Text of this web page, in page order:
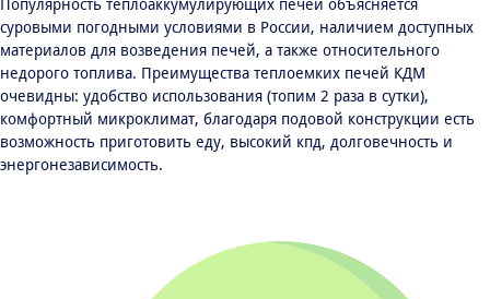
Популярность теплоаккумулирующих печей объясняется
суровыми погодными условиями в России, наличием доступных
материалов для возведения печей, а также относительного
недорого топлива. Преимущества теплоемких печей КДМ
очевидны: удобство использования (топим 2 раза в сутки),
комфортный микроклимат, благодаря подовой конструкции есть
возможность приготовить еду, высокий кпд, долговечность и
энергонезависимость.